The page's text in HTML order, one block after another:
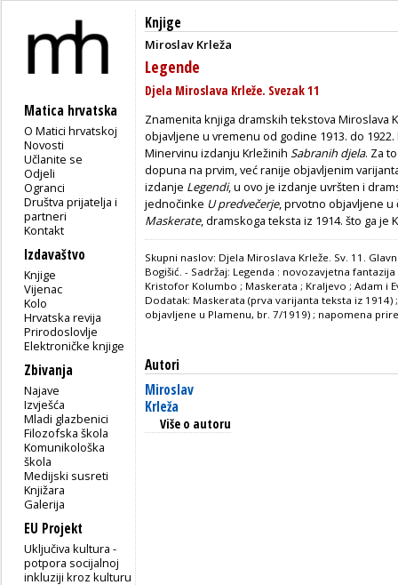
Matica hrvatska
O Matici hrvatskoj
Novosti
Učlanite se
Odjeli
Ogranci
Društva prijatelja i
partneri
Kontakt
Izdavaštvo
Knjige
Vijenac
Kolo
Hrvatska revija
Prirodoslovlje
Elektroničke knjige
Zbivanja
Najave
Izvješća
Mladi glazbenici
Filozofska škola
Komunikološka
škola
Medijski susreti
Knjižara
Galerija
EU Projekt
Uključiva kultura -
potpora socijalnoj
inkluziji kroz kulturu
Knjige
Miroslav Krleža
Legende
Djela Miroslava Krleže. Svezak 11
Znamenita knjiga dramskih tekstova Miroslava
objavljene u vremenu od godine 1913. do
Minervinu izdanju Krležinih Sabranih djela. Za
dopuna na prvim, već ranije objavljenim
izdanje Legendi, u ovo je izdanje uvršten i
jednočinke U predvečerje, prvotno objavljene
Maskerate, dramskoga teksta iz 1914. što ga
Skupni naslov: Djela Miroslava Krleže. Sv. 11.
Bogišić. - Sadržaj: Legenda : novozavjetna
Kristofor Kolumbo ; Maskerata ; Kraljevo ; Adam i
Dodatak: Maskerata (prva varijanta teksta iz
objavljene u Plamenu, br. 7/1919) ; napomena
Autori
Miroslav
Krleža
Više o autoru